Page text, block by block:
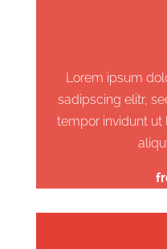
Lorem ipsum
sadipscing elitr,
tempor invidunt ut